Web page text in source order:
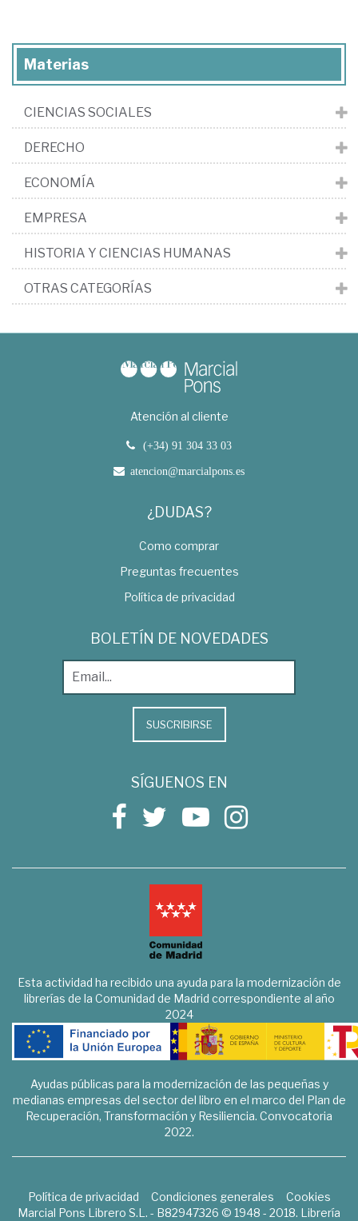
Materias
CIENCIAS SOCIALES
DERECHO
ECONOMÍA
EMPRESA
HISTORIA Y CIENCIAS HUMANAS
OTRAS CATEGORÍAS
Atención al cliente
(+34) 91 304 33 03
atencion@marcialpons.es
¿DUDAS?
Como comprar
Preguntas frecuentes
Política de privacidad
BOLETÍN DE NOVEDADES
SUSCRIBIRSE
SÍGUENOS EN
Esta actividad ha recibido una ayuda para la modernización de
librerías de la Comunidad de Madrid correspondiente al año
2024
Ayudas públicas para la modernización de las pequeñas y
medianas empresas del sector del libro en el marco del Plan de
Recuperación, Transformación y Resiliencia. Convocatoria
2022.
Política de privacidad Condiciones generales
Cookies
Marcial Pons Librero S.L. - B82947326 © 1948 - 2018. Librería